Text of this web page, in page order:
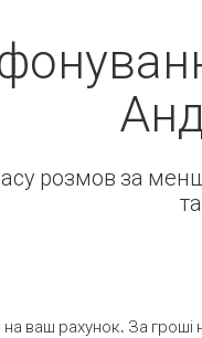
розмов за
ваш рахунок. За гроші